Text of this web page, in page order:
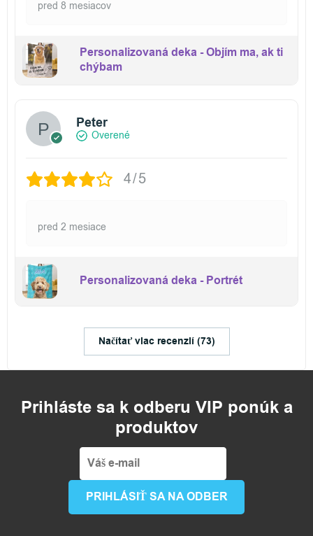
pred 8 mesiacov
Personalizovaná deka - Objím ma, ak ti
chýbam
Peter
Overené
4/5
pred 2 mesiace
Personalizovaná deka - Portrét
Načítať viac recenzií (73)
Prihláste sa k odberu VIP ponúk a
produktov